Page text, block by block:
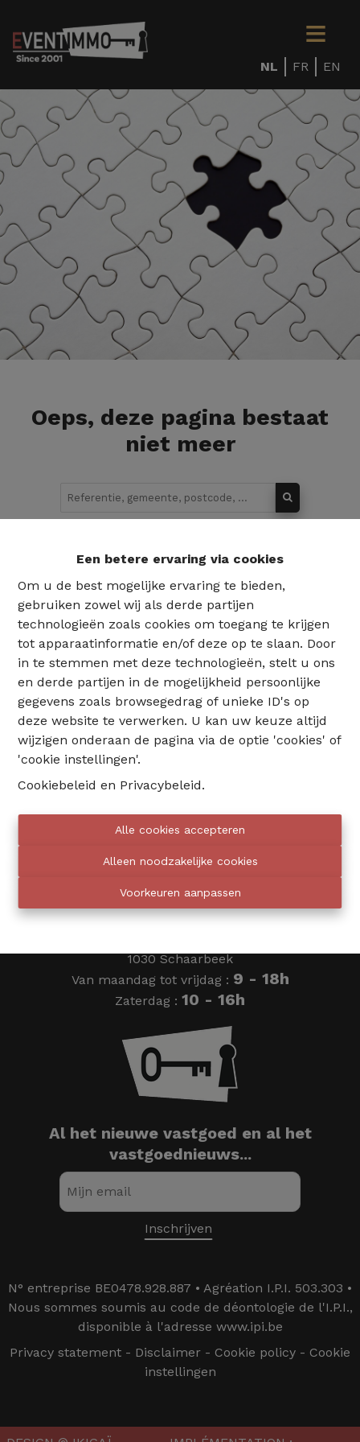
Een betere ervaring via cookies
Om u de best mogelijke ervaring te bieden,
gebruiken zowel wij als derde partijen
technologieën zoals cookies om toegang te krijgen
tot apparaatinformatie en/of deze op te slaan. Door
in te stemmen met deze technologieën, stelt u ons
en derde partijen in de mogelijkheid persoonlijke
gegevens zoals browsegedrag of unieke ID's op
deze website te verwerken. U kan uw keuze altijd
wijzigen onderaan de pagina via de optie 'cookies' of
'cookie instellingen'.
Cookiebeleid en Privacybeleid.
Alle cookies accepteren
Alleen noodzakelijke cookies
Voorkeuren aanpassen
NL FR EN
Oeps, deze pagina bestaat
niet meer
02 735 18 38
Eventimmo chasseurs
1030 Schaarbeek
Van maandag tot vrijdag : 9 - 18h
Zaterdag : 10 - 16h
Al het nieuwe vastgoed en al het
vastgoednieuws...
N° entreprise BE0478.928.887 • Agréation I.P.I. 503.303 •
Nous sommes soumis au code de déontologie de l'I.P.I.,
disponible à l'adresse www.ipi.be
Privacy statement - Disclaimer - Cookie policy - Cookie
instellingen